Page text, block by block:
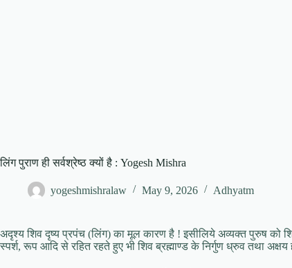
लिंग पुराण ही सर्वश्रेष्ठ क्यों है : Yogesh Mishra
yogeshmishralaw May 9, 2026 Adhyatm
अदृश्य शिव दृष्य प्रपंच (लिंग) का मूल कारण है ! इसीलिये अव्यक्त पुरुष को
स्पर्श, रूप आदि से रहित रहते हुए भी शिव ब्रह्माण्ड के निर्गुण ध्रुव तथा अक्षय